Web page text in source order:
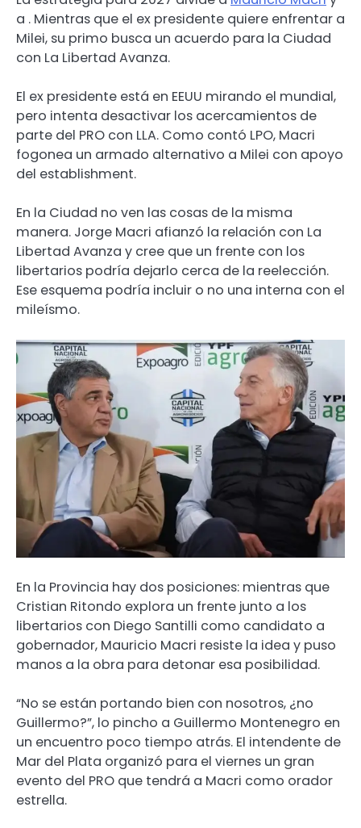
a . Mientras que el ex presidente quiere enfrentar a
Milei, su primo busca un acuerdo para la Ciudad
con La Libertad Avanza.
El ex presidente está en EEUU mirando el mundial,
pero intenta desactivar los acercamientos de
parte del PRO con LLA. Como contó LPO, Macri
fogonea un armado alternativo a Milei con apoyo
del establishment.
En la Ciudad no ven las cosas de la misma
manera. Jorge Macri afianzó la relación con La
Libertad Avanza y cree que un frente con los
libertarios podría dejarlo cerca de la reelección.
Ese esquema podría incluir o no una interna con el
mileísmo.
En la Provincia hay dos posiciones: mientras que
Cristian Ritondo explora un frente junto a los
libertarios con Diego Santilli como candidato a
gobernador, Mauricio Macri resiste la idea y puso
manos a la obra para detonar esa posibilidad.
“No se están portando bien con nosotros, ¿no
Guillermo?”, lo pincho a Guillermo Montenegro en
un encuentro poco tiempo atrás. El intendente de
Mar del Plata organizó para el viernes un gran
evento del PRO que tendrá a Macri como orador
estrella.